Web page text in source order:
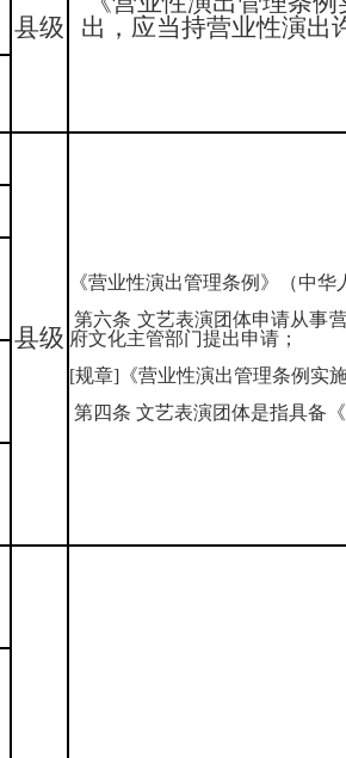
县级
出，应当持营业性演出
县级
《营业性演出管理条例》（中华
第六条 文艺表演团体申请从事
府文化主管部门提出申请；
[规章]《营业性演出管理条例实
第四条 文艺表演团体是指具备